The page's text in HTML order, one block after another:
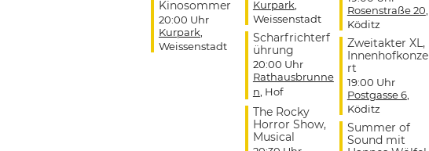
Kinosommer
20:00 Uhr
Kurpark
Weissenstadt
Kurpark
Weissenstadt
Scharfrichterf
ührung
20:00 Uhr
Rathausbrunne
n , Hof
The Rocky
Horror Show,
Musical
Rosenstraße 20
Köditz
Zweitakter XL,
Innenhofkonze
rt
19:00 Uhr
Postgasse 6,
Köditz
Summer of
Sound mit